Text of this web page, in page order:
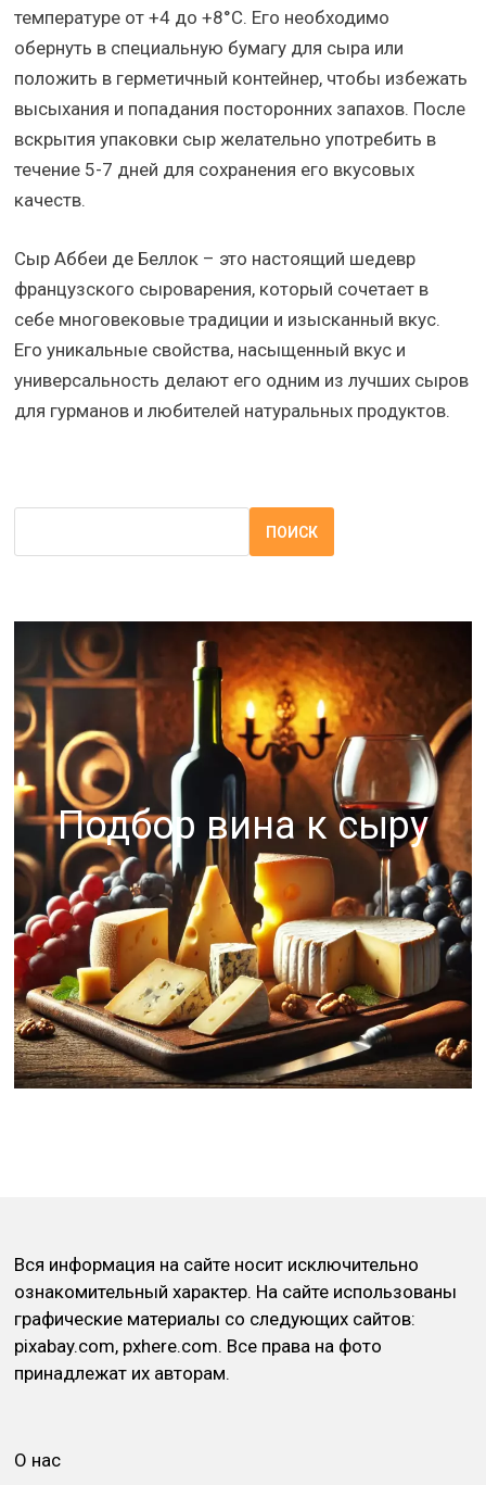
температуре от +4 до +8°C. Его необходимо
обернуть в специальную бумагу для сыра или
положить в герметичный контейнер, чтобы избежать
высыхания и попадания посторонних запахов. После
вскрытия упаковки сыр желательно употребить в
течение 5-7 дней для сохранения его вкусовых
качеств.
Сыр Аббеи де Беллок – это настоящий шедевр
французского сыроварения, который сочетает в
себе многовековые традиции и изысканный вкус.
Его уникальные свойства, насыщенный вкус и
универсальность делают его одним из лучших сыров
для гурманов и любителей натуральных продуктов.
ПОИСК
Подбор вина к сыру
Вся информация на сайте носит исключительно
ознакомительный характер. На сайте использованы
графические материалы со следующих сайтов:
pixabay.com, pxhere.com. Все права на фото
принадлежат их авторам.
О нас